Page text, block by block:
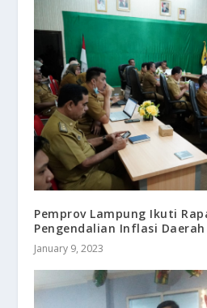
Pemprov Lampung Ikuti
Pengendalian Inflasi Daerah
January 9, 2023